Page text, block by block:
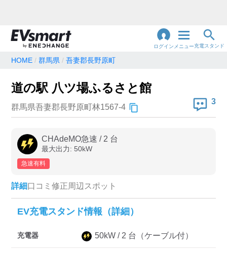
ログイン メニュー充電スタンド
地名・観光スポット・住所で検索
充電器の種類
急速充電器のみ表示
高速道路上のみ表示
認証システム
HOME 群馬県 吾妻郡長野原町
道の駅 八ツ場ふるさと館
群馬県吾妻郡長野原町林1567-4
3
CHAdeMO急速 / 2 台
最大出力: 50kW
急速有料
詳細口コミ 修正周辺スポット
EV充電スタンド情報（詳細）
充電器 50kW / 2 台 （ケーブル付）